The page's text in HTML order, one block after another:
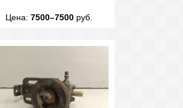
Цена: 7500–7500руб.